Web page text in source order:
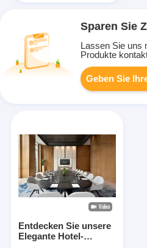
Sparen Sie
Lassen Sie uns
Produkte
Geben Sie
Entdecken Sie unsere
Elegante Hotel-